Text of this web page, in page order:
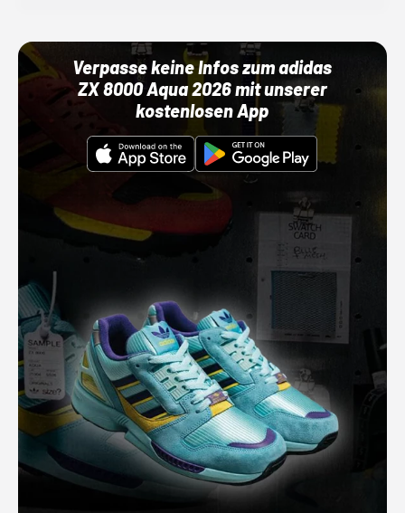
Verpasse keine Infos zum adidas
ZX 8000 Aqua 2026 mit unserer
kostenlosen App